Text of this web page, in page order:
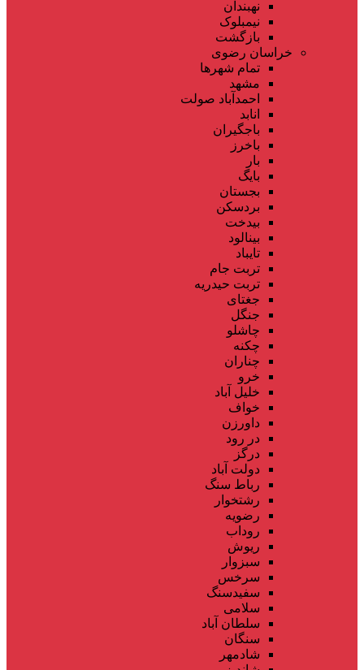
نهبندان
نیمبلوک
بازگشت
خراسان رضوی
تمام شهر‌ها
مشهد
احمدآباد صولت
انابد
باجگیران
باخرز
بار
بایگ
بجستان
بردسکن
بیدخت
بینالود
تایباد
تربت جام
تربت حیدریه
جغتای
جنگل
چاشلو
چکنه
چناران
خرو
خلیل آباد
خواف
داورزن
در رود
درگز
دولت آباد
رباط سنگ
رشتخوار
رضویه
روداب
ریوش
سبزوار
سرخس
سفیدسنگ
سلامی
سلطان آباد
سنگان
شادمهر